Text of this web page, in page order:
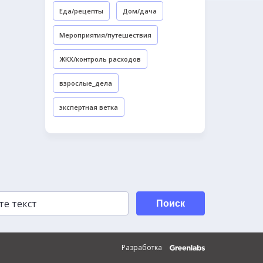
Еда/рецепты Дом/дача
Мероприятия/путешествия
ЖКХ/контроль расходов
взрослые_дела
экспертная ветка
Поиск
Разработка